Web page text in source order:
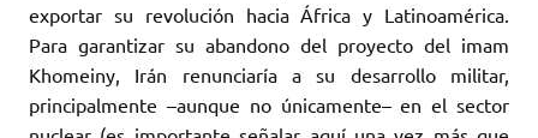
exportar su revolución hacia África y Latinoamérica.
Para garantizar su abandono del proyecto del imam
Khomeiny, Irán renunciaría a su desarrollo militar,
principalmente –aunque no únicamente– en el sector